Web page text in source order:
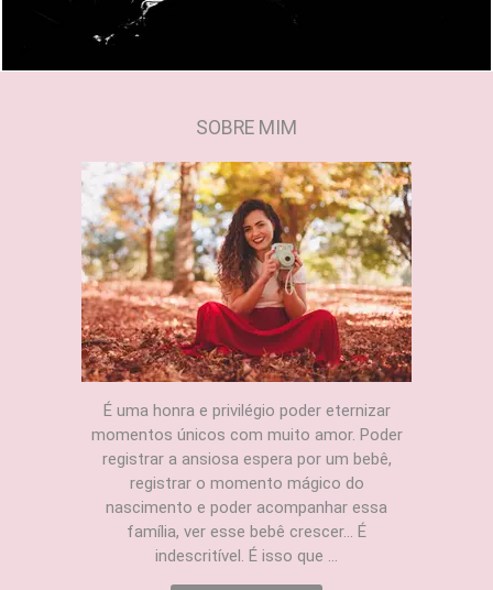
SOBRE MIM
É uma honra e privilégio poder eternizar
momentos únicos com muito amor. Poder
registrar a ansiosa espera por um bebê,
registrar o momento mágico do
nascimento e poder acompanhar essa
família, ver esse bebê crescer... É
indescritível. É isso que ...